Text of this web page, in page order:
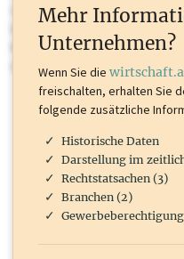
oder loggen Sie sich ein um
Marken, Patente,
mehr.
Mehr
Unternehmen?
Wenn Sie die
freischalten, erhalten Sie
folgende zusätzliche
Historische Daten
Darstellung im
Rechtstatsachen (3)
Branchen (2)